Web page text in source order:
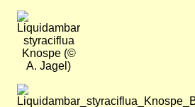
Bild
Knospe (©
A. Jagel)
Bild